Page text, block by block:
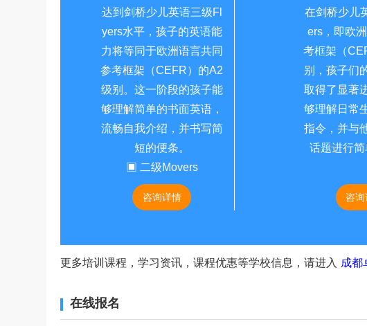
达到剑桥少儿英语三级Fl
yers水平，孩子的英语能
力将等同于欧洲语言共同
参考框架（CEFR）的A2
级别。这一阶段的孩子能
够理解简单的书面英语，
流畅自我介绍，并书写简
短的便条。
▣ 二级Movers
咨询详情
在剑桥少儿
ers，即欧
考框架（
别，孩子们
取得了显著
够理解日常
指令，并与
话题进行简
咨
更多培训课程，学习资讯，课程优惠等学校信息，请进入 成都
在线报名